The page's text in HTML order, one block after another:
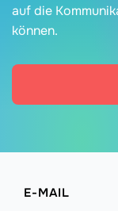
auf die
können.
E-MAIL